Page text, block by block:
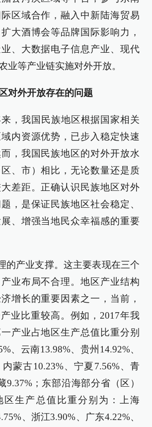
区域合作，融入中新陆海贸易
大酒博会等品牌国际影响力，
、大数据电子信息产业、现代
业等产业链实施对外开放。
对外开放存在的问题
，我国民族地区根据国家相关
内资源优势，已步入稳定快速
，我国民族地区的对外开放水
、市）相比，无论数量还是质
差距。正确认识民族地区对外
，是保证民族地区社会稳定、
、增强当地民众幸福感的重要
的产业支撑。这主要表现在三个
业布局不合理。地区产业结构
增长的重要因素之一，当前，
业比重较高。例如，2017年我
产业占地区生产总值比重分别
、云南13.98%、贵州14.92%、
内蒙古10.23%、宁夏7.56%、青
9.37%；东部沿海部分省（区）
区生产总值比重分别为：上海
、浙江3.90%、广东4.22%、